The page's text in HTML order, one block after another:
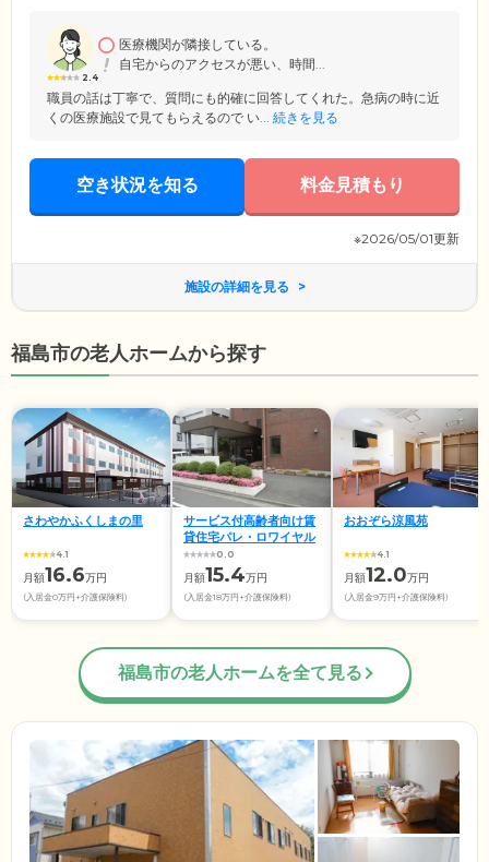
2.4
医療機関が隣接している。
自宅からのアクセスが悪い、時間...
職員の話は丁寧で、質問にも的確に回答してくれた。急病の時に近
くの医療施設で見てもらえるので い... 続きを見る
空き状況を知る 料金見積もり
※2026/05/01更新
施設の詳細を見る
福島市の老人ホームから探す
さわやかふくしまの里
4.1
月額16.6万円
(入居金0万円+介護保険料)
サービス付高齢者向け賃
貸住宅パレ・ロワイヤル
0.0
月額15.4万円
(入居金18万円+介護保険料)
おおぞら涼風苑
4.1
月額12.0万円
(入居金9万円+介護保険料)
福島市の老人ホームを全て見る